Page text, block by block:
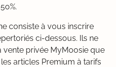
consiste à vous inscrire
ci-dessous. Ils ne
privée MyMoosie que
articles Premium à tarifs